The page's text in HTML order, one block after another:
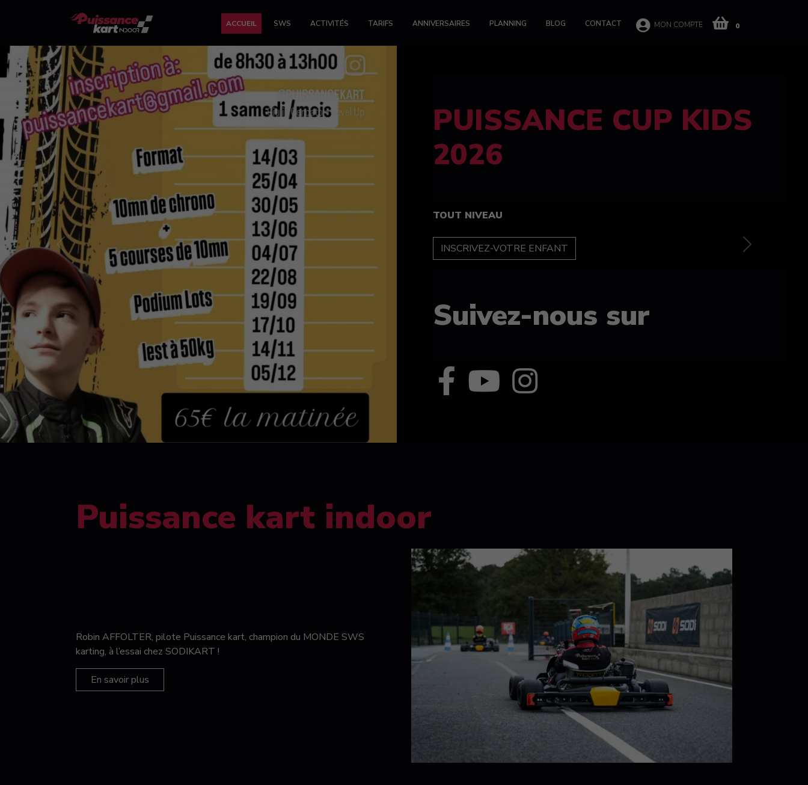
ACCUEIL SWS ACTIVITÉS TARIFS ANNIVERSAIRES PLANNING BLOG CONTACT MON COMPTE 0
FELINE CUP 100%
féminine
TOUT NIVEAU
INSCRIPTION
Suivez-nous sur
Previous Next
Puissance kart indoor
Robin AFFOLTER, pilote Puissance kart, champion du MONDE SWS
karting, à l’essai chez SODIKART !
En savoir plus